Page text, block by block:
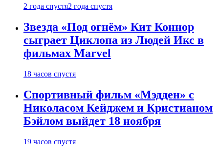
2 года спустя2 года спустя
Звезда «Под огнём» Кит Коннор
сыграет Циклопа из Людей Икс в
фильмах Marvel
18 часов спустя
Спортивный фильм «Мэдден» с
Николасом Кейджем и Кристианом
Бэйлом выйдет 18 ноября
19 часов спустя